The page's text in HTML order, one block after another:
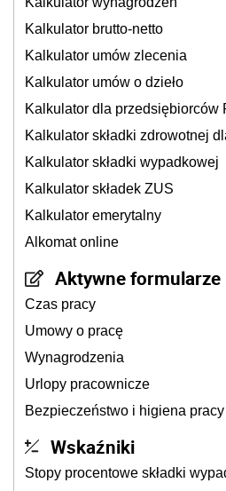
Kalkulator brutto-netto
Kalkulator umów zlecenia
Kalkulator umów o dzieło
Kalkulator dla przedsiębiorców
Kalkulator składki zdrowotnej
Kalkulator składki wypadkowej
Kalkulator składek ZUS
Kalkulator emerytalny
Alkomat online
Aktywne formularze
Czas pracy
Umowy o pracę
Wynagrodzenia
Urlopy pracownicze
Bezpieczeństwo i higiena pracy
Wskaźniki
Stopy procentowe składki